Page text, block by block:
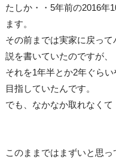
たしか・・5年前の2016年
ます。
その前までは実家に戻っ
説を書いていたのですが、
それを1年半とか2年ぐら
目指していたんです。
でも、なかなか取れなくて
このままではまずいと思